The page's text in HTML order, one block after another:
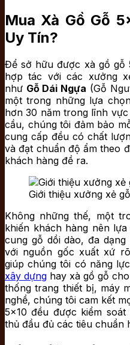
Mua Xà Gồ Gỗ
Uy Tín?
Để sở hữu được xà gồ gỗ
hợp tác với các xưởng
như Gỗ Dái Ngựa (Gỗ
một trong những lựa
hơn 30 năm trong lĩnh
cầu, chúng tôi đảm bảo
cung cấp đều có chất
và đạt chuẩn độ ẩm theo
khách hàng đề ra.
Giới thiệu xưởng xẻ
Không những thế, một
khiến khách hàng nên
cung gỗ dồi dào, đa
với nguồn gốc xuất xứ
giúp chúng tôi có năng
xây dựng hay xà gồ gỗ
thống trang thiết bị, máy
nghề, chúng tôi cam kết
5×10 đều được kiểm
thủ đầu đủ các tiêu chuẩn